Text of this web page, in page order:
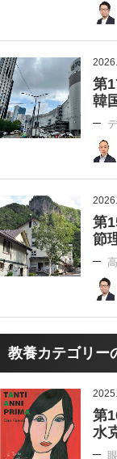
第
韓
第
節
教養カテゴリー
第
水